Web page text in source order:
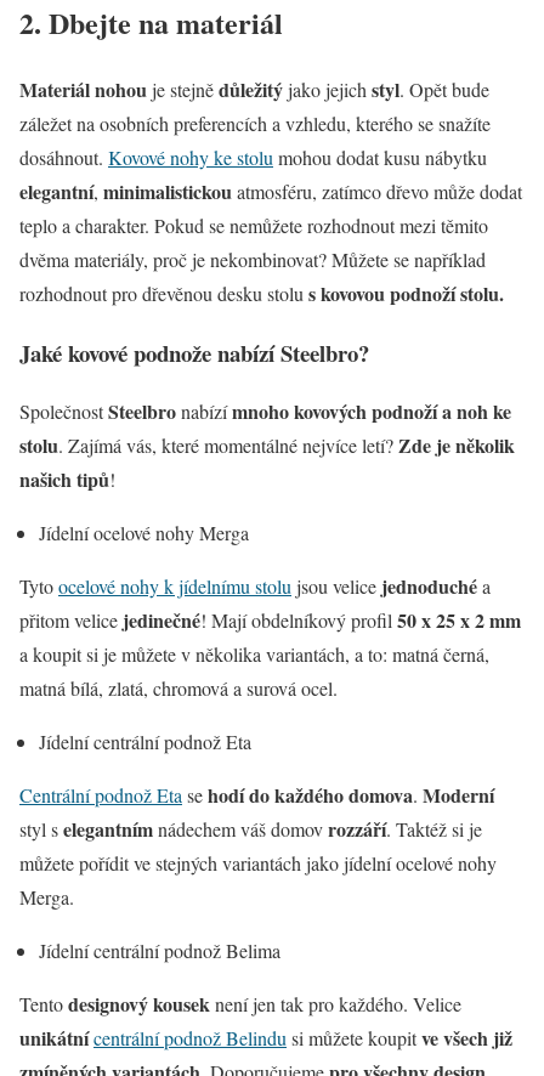
2. Dbejte na materiál
Materiál nohouje stejnědůležitýjako jejich styl. Opět bude
záležet na osobních preferencích a vzhledu, kterého se snažíte
dosáhnout. Kovové nohy ke stolu mohou dodat kusu nábytku
elegantní, minimalistickouatmosféru, zatímco dřevo může dodat
teplo a charakter. Pokud se nemůžete rozhodnout mezi těmito
dvěma materiály, proč je nekombinovat? Můžete se například
rozhodnout pro dřevěnou desku stolu s kovovou podnoží stolu.
Jaké kovové podnože nabízí Steelbro?
SpolečnostSteelbronabízímnoho kovových podnoží a noh ke
stolu. Zajímá vás, které momentálné nejvíce letí?Zde je několik
našich tipů!
Jídelní ocelové nohy Merga
Tytoocelové nohy k jídelnímu stolujsou velice jednoduchéa
přitom velice jedinečné! Mají obdelníkový profil50 x 25 x 2 mm
a koupit si je můžete v několika variantách, a to: matná černá,
matná bílá, zlatá, chromová a surová ocel.
Jídelní centrální podnož Eta
Centrální podnož Etasehodí do každého domova. Moderní
styl selegantnímnádechem váš domovrozzáří. Taktéž si je
můžete pořídit ve stejných variantách jako jídelní ocelové nohy
Merga.
Jídelní centrální podnož Belima
Tentodesignový kouseknení jen tak pro každého. Velice
unikátnícentrální podnož Belindusi můžete koupitve všech již